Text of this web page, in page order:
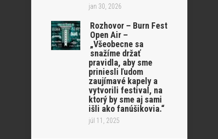
jan 30, 2026
Rozhovor – Burn Fest
Open Air –
„Všeobecne sa
snažíme držať
pravidla, aby sme
priniesli ľudom
zaujímavé kapely a
vytvorili festival, na
ktorý by sme aj sami
išli ako fanúšikovia.“
júl 11, 2025